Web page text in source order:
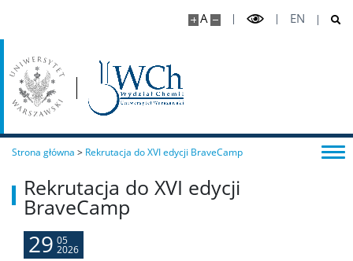
A EN
Oprogramowanie
STUDENT STUDENTOWI
Doktoranci
Szkoła Doktorska Nauk Ścisłych i Przyrodniczych
Archiwum
Strona główna > Rekrutacja do XVI edycji BraveCamp
Rekrutacja do XVI edycji
BraveCamp
29 05
2026